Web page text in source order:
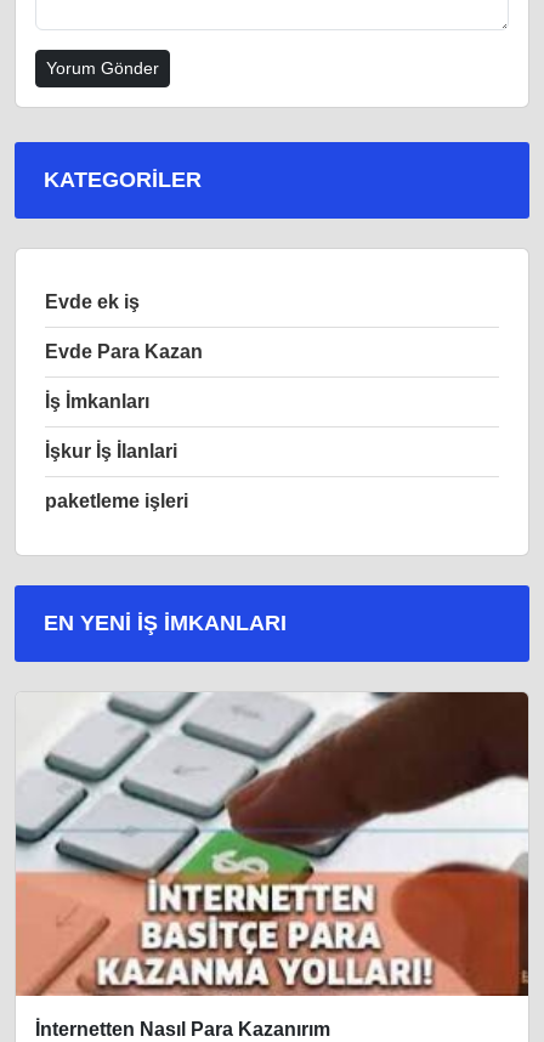
KATEGORILER
Evde ek iş
Evde Para Kazan
İş İmkanları
İşkur İş İlanlari
paketleme işleri
EN YENI İŞ IMKANLARI
İnternetten Nasıl Para Kazanırım